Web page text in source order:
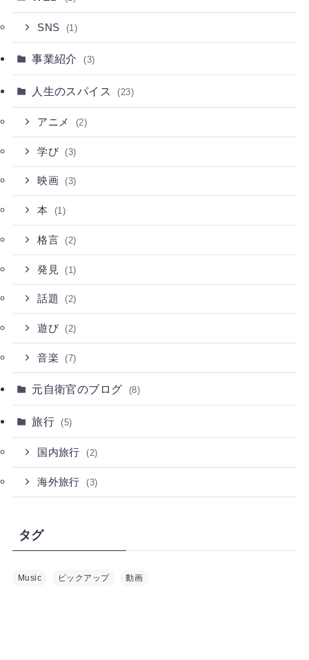
SNS (1)
事業紹介 (3)
人生のスパイス (23)
アニメ (2)
学び (3)
映画 (3)
本 (1)
格言 (2)
発見 (1)
話題 (2)
遊び (2)
音楽 (7)
元自衛官のブログ (8)
旅行 (5)
国内旅行 (2)
海外旅行 (3)
タグ
Music ピックアップ 動画